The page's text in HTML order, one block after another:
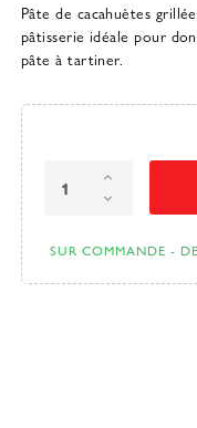
Pâte de cacahuètes
pâtisserie idéale pour
pâte à tartiner.
SUR COMMANDE -